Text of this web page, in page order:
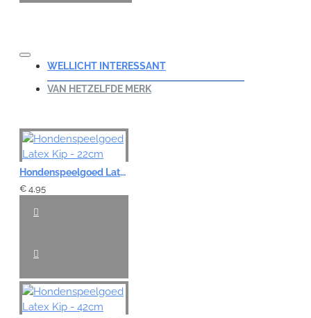
WELLICHT INTERESSANT
VAN HETZELFDE MERK
Hondenspeelgoed Latex Kip - 22cm
€ 4,95